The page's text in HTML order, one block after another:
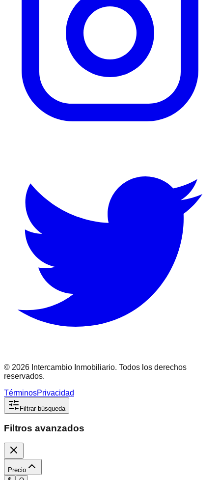
© 2026 Intercambio Inmobiliario. Todos los derechos
reservados.
TérminosPrivacidad
Filtrar búsqueda
Filtros avanzados
Precio